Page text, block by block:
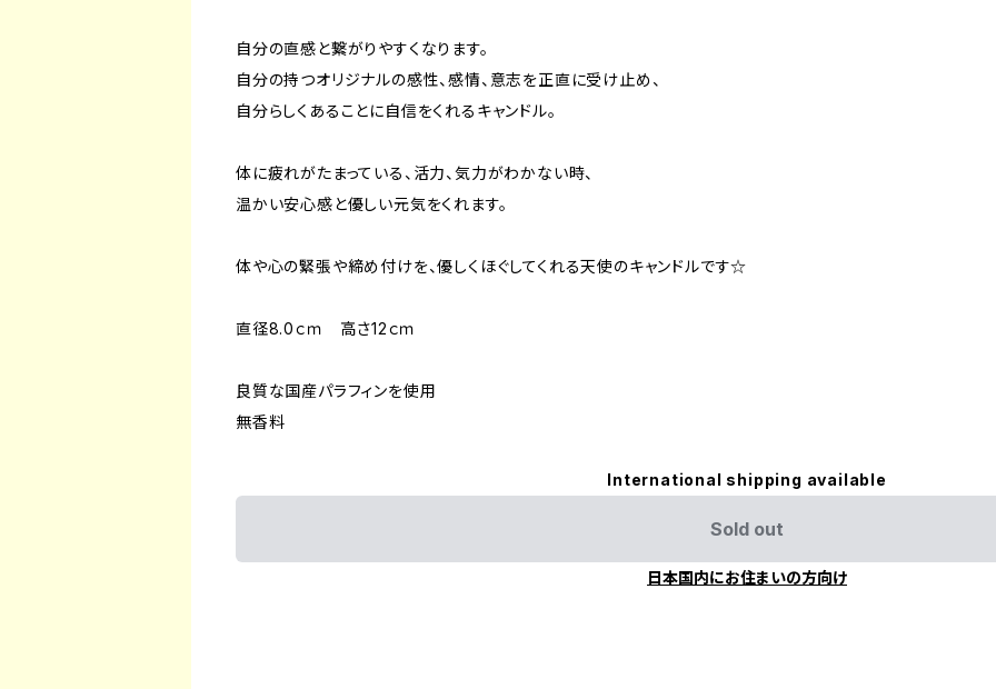
自分の直感と繋がりやすくなります。
自分の持つオリジナルの感性、感情、意志を正直に受け止め、
自分らしくあることに自信をくれるキャンドル。
体に疲れがたまっている、活力、気力がわかない時、
温かい安心感と優しい元気をくれます。
体や心の緊張や締め付けを、優しくほぐしてくれる天使のキャンドルです☆
直径8.0ｃｍ 高さ12ｃｍ
良質な国産パラフィンを使用
無香料
International shipping available
Sold out
日本国内にお住まいの方向け